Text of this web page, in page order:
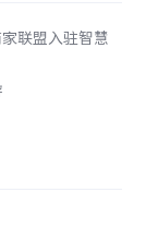
联盟入驻智慧